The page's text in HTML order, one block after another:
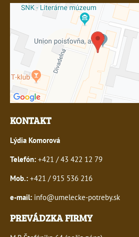
KONTAKT
Lýdia Komorová
Telefón: +421 / 43 422 12 79
Mob.: +421 / 915 536 216
e-mail: info@umelecke-potreby.sk
PREVÁDZKA FIRMY